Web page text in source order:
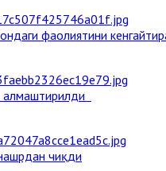
фаолиятини
чиқди